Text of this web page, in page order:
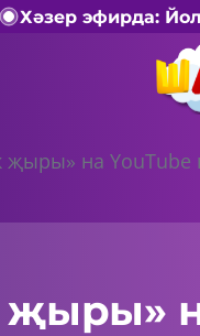
Хәзер эфирда:
җыры» на
җыры»